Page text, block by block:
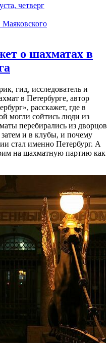
четверг
о шахматах в
гид, исследователь и
в Петербурге, автор
расскажет, где в
могли сойтись люди из
перебирались из дворцов
и в клубы, и почему
стал именно Петербург. А
на шахматную партию как